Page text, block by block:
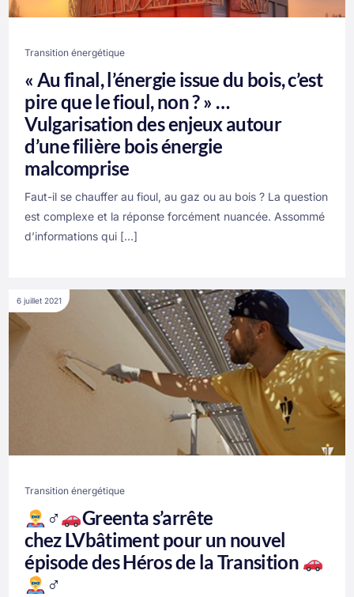
Transition énergétique
« Au final, l’énergie issue du bois, c’est
pire que le fioul, non ? » …
Vulgarisation des enjeux autour
d’une filière bois énergie
malcomprise
Faut-il se chauffer au fioul, au gaz ou au bois ? La question
est complexe et la réponse forcément nuancée. Assommé
d’informations qui […]
6 juillet 2021
Transition énergétique
‍♂‍
Greenta s’arrête
chez LVbâtiment pour un nouvel
épisode des Héros de la Transition
‍♂‍